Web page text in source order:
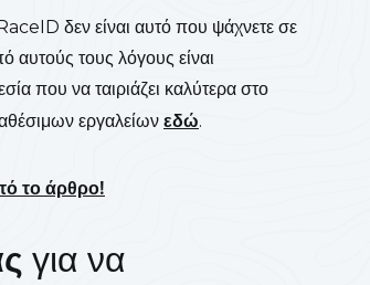
δεν είναι αυτό που ψάχνετε σε
αυτούς τους λόγους είναι
που να ταιριάζει καλύτερα στο
εργαλείων εδώ.
το άρθρο!
για να